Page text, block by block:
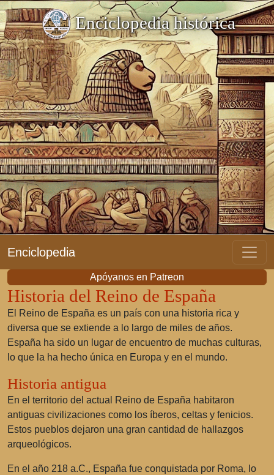
Enciclopedia histórica
Enciclopedia
Apóyanos en Patreon
Historia del Reino de España
El Reino de España es un país con una historia rica y
diversa que se extiende a lo largo de miles de años.
España ha sido un lugar de encuentro de muchas culturas,
lo que la ha hecho única en Europa y en el mundo.
Historia antigua
En el territorio del actual Reino de España habitaron
antiguas civilizaciones como los íberos, celtas y fenicios.
Estos pueblos dejaron una gran cantidad de hallazgos
arqueológicos.
En el año 218 a.C., España fue conquistada por Roma, lo